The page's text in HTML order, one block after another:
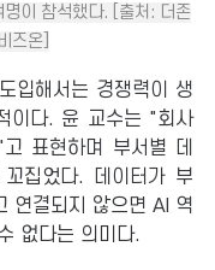
이 참석했다. [출처: 더존
비즈온]
입해서는 경쟁력이 생
이다. 윤 교수는 "회사
표현하며 부서별 데
집었다. 데이터가 부
연결되지 않으면 AI 역
없다는 의미다.